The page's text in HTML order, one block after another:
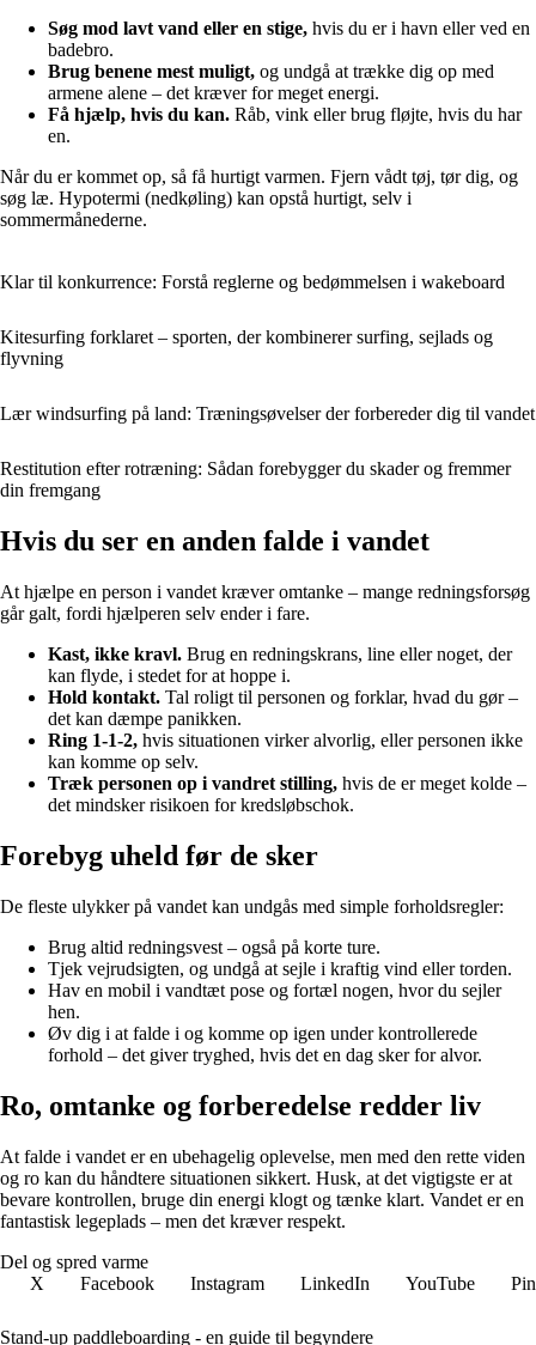
Søg mod lavt vand eller en stige, hvis du er i havn eller ved en
badebro.
Brug benene mest muligt, og undgå at trække dig op med
armene alene – det kræver for meget energi.
Få hjælp, hvis du kan. Råb, vink eller brug fløjte, hvis du har
en.
Når du er kommet op, så få hurtigt varmen. Fjern vådt tøj, tør dig, og
søg læ. Hypotermi (nedkøling) kan opstå hurtigt, selv i
sommermånederne.
Klar til konkurrence: Forstå reglerne og bedømmelsen i wakeboard
Kitesurfing forklaret – sporten, der kombinerer surfing, sejlads og
flyvning
Lær windsurfing på land: Træningsøvelser der forbereder dig til vandet
Restitution efter rotræning: Sådan forebygger du skader og fremmer
din fremgang
Hvis du ser en anden falde i vandet
At hjælpe en person i vandet kræver omtanke – mange redningsforsøg
går galt, fordi hjælperen selv ender i fare.
Kast, ikke kravl. Brug en redningskrans, line eller noget, der
kan flyde, i stedet for at hoppe i.
Hold kontakt. Tal roligt til personen og forklar, hvad du gør –
det kan dæmpe panikken.
Ring 1-1-2, hvis situationen virker alvorlig, eller personen ikke
kan komme op selv.
Træk personen op i vandret stilling, hvis de er meget kolde –
det mindsker risikoen for kredsløbschok.
Forebyg uheld før de sker
De fleste ulykker på vandet kan undgås med simple forholdsregler:
Brug altid redningsvest – også på korte ture.
Tjek vejrudsigten, og undgå at sejle i kraftig vind eller torden.
Hav en mobil i vandtæt pose og fortæl nogen, hvor du sejler
hen.
Øv dig i at falde i og komme op igen under kontrollerede
forhold – det giver tryghed, hvis det en dag sker for alvor.
Ro, omtanke og forberedelse redder liv
At falde i vandet er en ubehagelig oplevelse, men med den rette viden
og ro kan du håndtere situationen sikkert. Husk, at det vigtigste er at
bevare kontrollen, bruge din energi klogt og tænke klart. Vandet er en
fantastisk legeplads – men det kræver respekt.
Del og spred varme
X
Facebook Instagram LinkedIn YouTube
Stand-up paddleboarding - en guide til begyndere